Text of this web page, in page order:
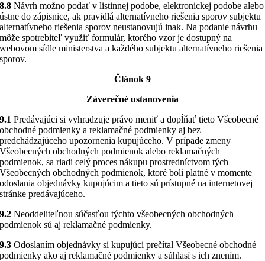
8.8 Návrh možno podať v listinnej podobe, elektronickej podobe alebo
ústne do zápisnice, ak pravidlá alternatívneho riešenia sporov subjektu
alternatívneho riešenia sporov neustanovujú inak. Na podanie návrhu
môže spotrebiteľ využiť formulár, ktorého vzor je dostupný na
webovom sídle ministerstva a každého subjektu alternatívneho riešenia
sporov.
Článok 9
Záverečné ustanovenia
9.1 Predávajúci si vyhradzuje právo meniť a dopĺňať tieto Všeobecné
obchodné podmienky a reklamačné podmienky aj bez
predchádzajúceho upozornenia kupujúceho. V prípade zmeny
Všeobecných obchodných podmienok alebo reklamačných
podmienok, sa riadi celý proces nákupu prostredníctvom tých
Všeobecných obchodných podmienok, ktoré boli platné v momente
odoslania objednávky kupujúcim a tieto sú prístupné na internetovej
stránke predávajúceho.
9.2 Neoddeliteľnou súčasťou týchto všeobecných obchodných
podmienok sú aj reklamačné podmienky.
9.3 Odoslaním objednávky si kupujúci prečítal Všeobecné obchodné
podmienky ako aj reklamačné podmienky a súhlasí s ich znením.